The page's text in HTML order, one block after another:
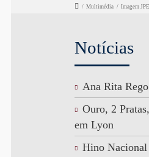
/ Multimédia / Imagem
Notícias
Ana Rita
Ouro, 2
em Lyon
Hino Nacional